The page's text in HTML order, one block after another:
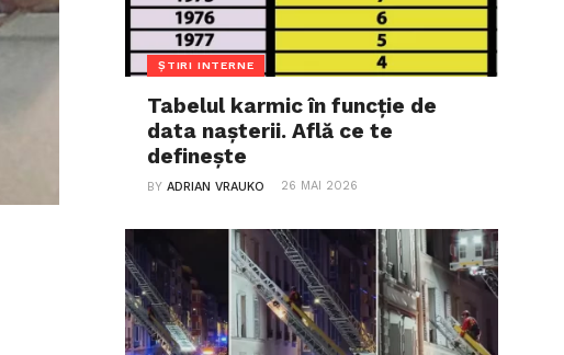
ȘTIRI INTERNE
Tabelul karmic în funcție de
data nașterii. Află ce te
definește
BYADRIAN VRAUKO 26 MAI 2026